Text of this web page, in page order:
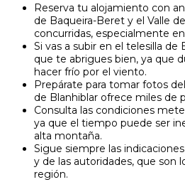
Reserva tu alojamiento con
de Baqueira-Beret y el Valle
concurridas, especialmente
Si vas a subir en el telesilla
que te abrigues bien, ya que
hacer frío por el viento.
Prepárate para tomar fotos
de Blanhiblar ofrece miles de
Consulta las condiciones
ya que el tiempo puede ser
alta montaña.
Sigue siempre las
y de las autoridades, que son
región.